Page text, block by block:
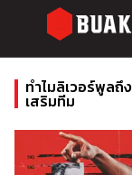
ทำไมลิเวอร์พูล
เสริมทีม